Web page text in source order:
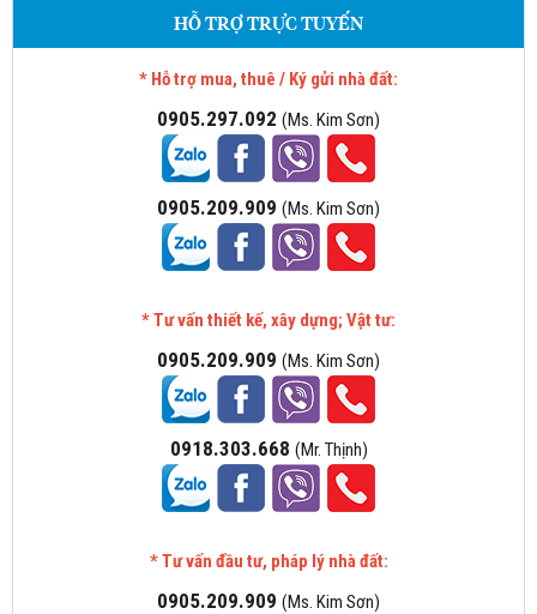
HỖ TRỢ TRỰC TUYẾN
* Hỗ trợ mua, thuê / Ký gửi nhà đất:
0905.297.092 (Ms. Kim Sơn)
0905.209.909 (Ms. Kim Sơn)
* Tư vấn thiết kế, xây dựng; Vật tư:
0905.209.909 (Ms. Kim Sơn)
0918.303.668 (Mr. Thịnh)
* Tư vấn đầu tư, pháp lý nhà đất:
0905.209.909 (Ms. Kim Sơn)